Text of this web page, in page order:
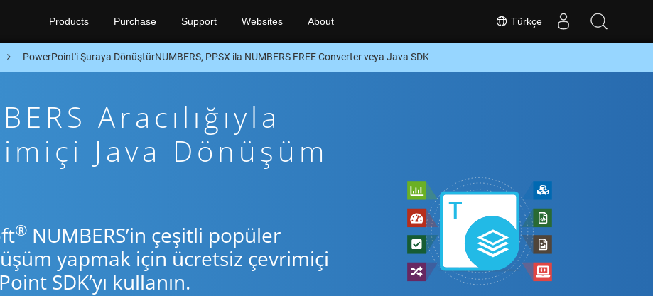
Türkçe
Products Purchase Support Websites About
PowerPoint'i Şuraya DönüştürNUMBERS, PPSX ila NUMBERS FREE Converter veya Java SDK
Aracılığıyla
Java Dönüşüm
® NUMBERS’in çeşitli popüler
yapmak için ücretsiz çevrimiçi
SDK’yı kullanın.